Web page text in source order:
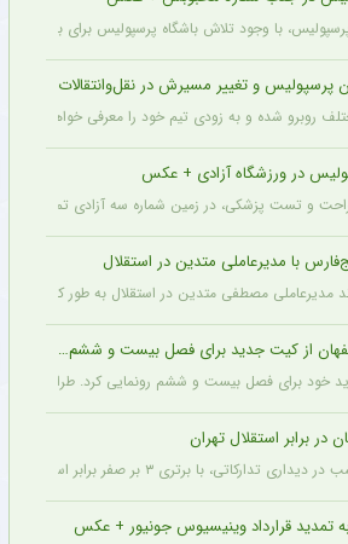
با وجود تلاش باشگاه پرسپولیس برای بازگشت
پرسپولیس و تغییر مسیرش در نقل‌وانتقالات
روبرو شده و به زودی تیم خود را معرفی خواهد کرد.
در ورزشگاه آزادی + عکس
و تست پزشکی، در زمین شماره سه آزادی تمرین کرد.
با مدیرعاملی متدین در استقلال
مدیرعاملی مصطفی متدین در استقلال به طور کامل
از کیت جدید برای فصل بیست و ششم + عکس
برای فصل بیست و ششم رونمایی کرد. طراحی
در برابر استقلال تهران
استقلال خوزستان، با دبل سعید سحرخیزان و گل یاسر آسانی پیروز شد.
تمدید قرارداد وینیسیوس جونیور + عکس